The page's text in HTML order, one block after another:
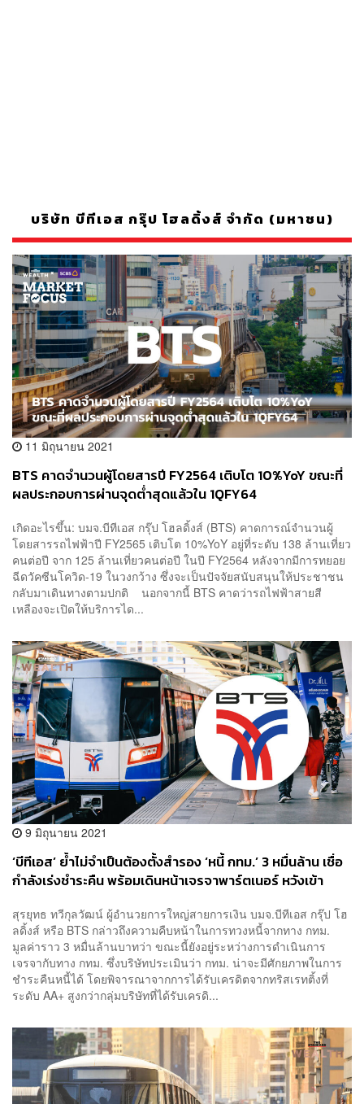
บริษัท บีทีเอส กรุ๊ป โฮลดิ้งส์ จำกัด (มหาชน)
11 มิถุนายน 2021
BTS คาดจำนวนผู้โดยสารปี FY2564 เติบโต 10%YoY ขณะที่
ผลประกอบการผ่านจุดต่ำสุดแล้วใน 1QFY64
เกิดอะไรขึ้น: บมจ.บีทีเอส กรุ๊ป โฮลดิ้งส์ (BTS) คาดการณ์จำนวนผู้
โดยสารรถไฟฟ้าปี FY2565 เติบโต 10%YoY อยู่ที่ระดับ 138 ล้านเที่ยว
คนต่อปี จาก 125 ล้านเที่ยวคนต่อปี ในปี FY2564 หลังจากมีการทยอย
ฉีดวัคซีนโควิด-19 ในวงกว้าง ซึ่งจะเป็นปัจจัยสนับสนุนให้ประชาชน
กลับมาเดินทางตามปกติ นอกจากนี้ BTS คาดว่ารถไฟฟ้าสายสี
เหลืองจะเปิดให้บริการได...
9 มิถุนายน 2021
‘บีทีเอส’ ย้ำไม่จำเป็นต้องตั้งสำรอง ‘หนี้ กทม.’ 3 หมื่นล้าน เชื่อ
กำลังเร่งชำระคืน พร้อมเดินหน้าเจรจาพาร์ตเนอร์ หวังเข้า
สุรยุทธ ทวีกุลวัฒน์ ผู้อำนวยการใหญ่สายการเงิน บมจ.บีทีเอส กรุ๊ป โฮ
ลดิ้งส์ หรือ BTS กล่าวถึงความคืบหน้าในการทวงหนี้จากทาง กทม.
มูลค่าราว 3 หมื่นล้านบาทว่า ขณะนี้ยังอยู่ระหว่างการดำเนินการ
เจรจากับทาง กทม. ซึ่งบริษัทประเมินว่า กทม. น่าจะมีศักยภาพในการ
ชำระคืนหนี้ได้ โดยพิจารณาจากการได้รับเครดิตจากทริสเรทติ้งที่
ระดับ AA+ สูงกว่ากลุ่มบริษัทที่ได้รับเครดิ...